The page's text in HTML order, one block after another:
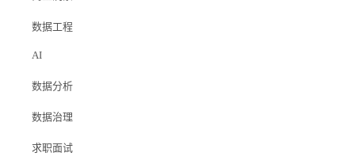
数据工程
AI
数据分析
数据治理
求职面试
#大数据开发#数据人